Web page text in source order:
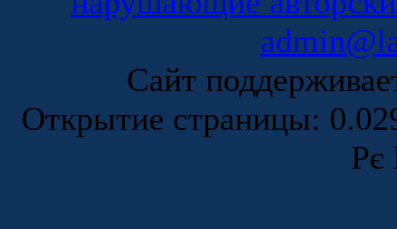
Сайт
Открытие страницы:
Рє